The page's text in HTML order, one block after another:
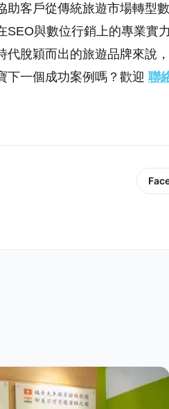
客戶從傳統旅遊市場轉型
與數位行銷上的專業實
脫穎而出的旅遊品牌來說
下一個成功案例嗎？歡迎 聯